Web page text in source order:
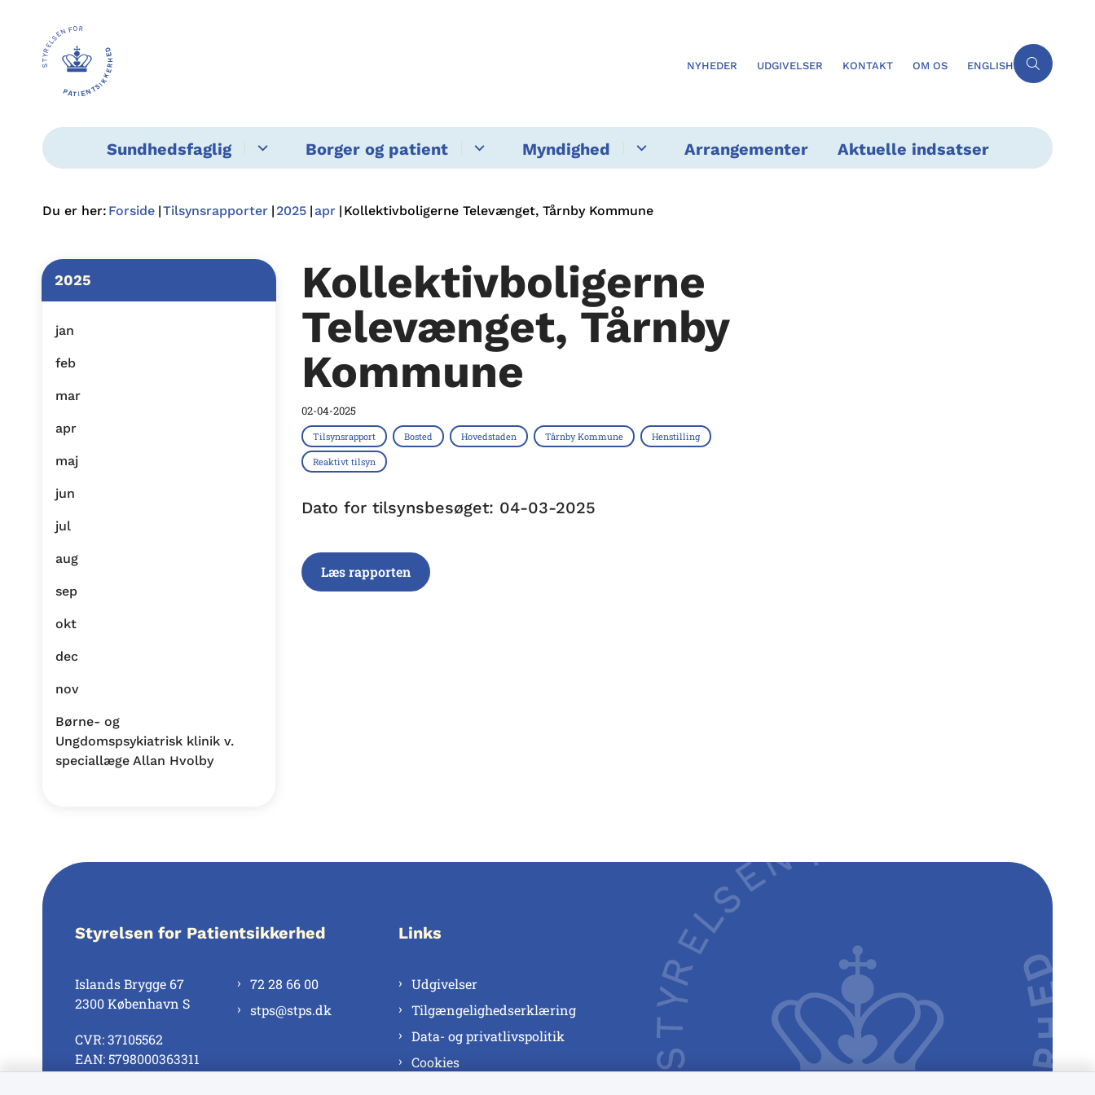
NYHEDER UDGIVELSER KONTAKT OM OS ENGLISH
Sundhedsfaglig Borger og patient Myndighed Arrangementer Aktuelle indsatser
Du er her: Forside Tilsynsrapporter 2025 apr Kollektivboligerne Televænget, Tårnby Kommune
2025
jan
feb
mar
apr
maj
jun
jul
aug
sep
okt
dec
nov
Børne- og
Ungdomspsykiatrisk klinik v.
speciallæge Allan Hvolby
Kollektivboligerne
Televænget, Tårnby
Kommune
02-04-2025
Tilsynsrapport Bosted Hovedstaden Tårnby Kommune Henstilling
Reaktivt tilsyn
Dato for tilsynsbesøget: 04-03-2025
Læs rapporten
Styrelsen for Patientsikkerhed
Islands Brygge 67
2300 København S
CVR: 37105562
EAN: 5798000363311
72 28 66 00
stps@stps.dk
Links
Udgivelser
Tilgængelighedserklæring
Data- og privatlivspolitik
Cookies